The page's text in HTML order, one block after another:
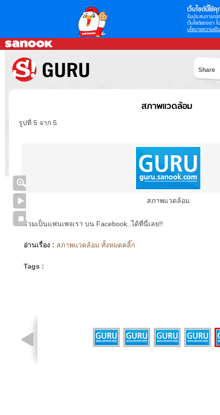
เว็บไซต์นี้ใช้คุ
รับประสบการณ์
เว็บไซต์ของเรา
นโยบายความเป็
Share
สภาพแวดล้อม
รูปที่ 5 จาก 5
สภาพแวดล้อม
ร่วมเป็นแฟนเพจเรา บน Facebook..ได้ที่นี่เลย!!
อ่านเรื่อง : สภาพแวดล้อม ทั้งหมดคลิ๊ก
Tags :